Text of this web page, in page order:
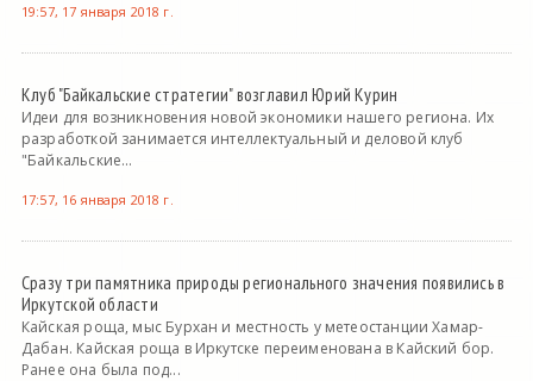
19:57, 17 января 2018 г.
Клуб "Байкальские стратегии" возглавил Юрий Курин
Идеи для возникновения новой экономики нашего региона. Их
разработкой занимается интеллектуальный и деловой клуб
"Байкальские...
17:57, 16 января 2018 г.
Сразу три памятника природы регионального значения появились в
Иркутской области
Кайская роща, мыс Бурхан и местность у метеостанции Хамар-
Дабан. Кайская роща в Иркутске переименована в Кайский бор.
Ранее она была под...